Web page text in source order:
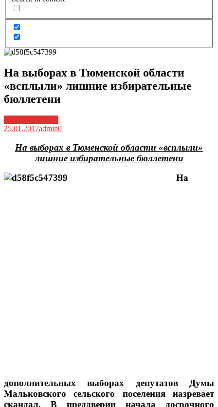
На выборах в Тюменской области
«всплыли» лишние избирательные
бюллетени
25.01.2017admin0
На выборах в Тюменской области «всплыли»
лишние избирательные бюллетени
На
дополнительных выборах депутатов Думы
Мальковского сельского поселения назревает
скандал. В преддверии начала досрочного